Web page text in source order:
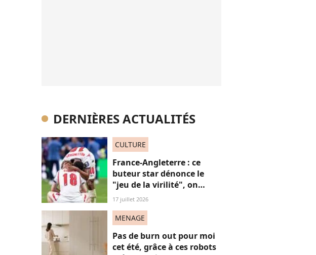
DERNIÈRES ACTUALITÉS
CULTURE
France-Angleterre : ce
buteur star dénonce le
"jeu de la virilité", on
décrypte ses mots pas très
17 juillet 2026
MENAGE
Pas de burn out pour moi
cet été, grâce à ces robots